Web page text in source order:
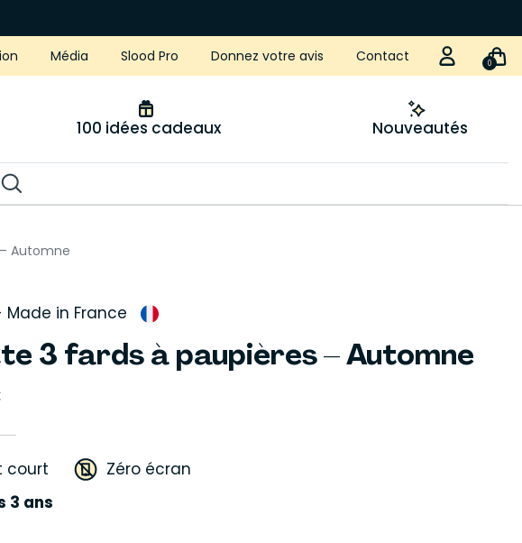
Média Slood Pro Donnez votre avis Contact 0
100 idées cadeaux Nouveautés
Automne
Made in France
3 fards à paupières – Automne
court
Zéro écran
3 ans